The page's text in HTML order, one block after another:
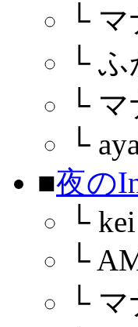
└ マ
└ ふ
└ マ
└
■夜の
└
└
└ マ